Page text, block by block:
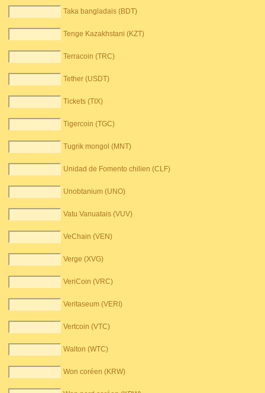
Taka bangladais (BDT)
Tenge Kazakhstani (KZT)
Terracoin (TRC)
Tether (USDT)
Tickets (TIX)
Tigercoin (TGC)
Tugrik mongol (MNT)
Unidad de Fomento chilien (CLF)
Unobtanium (UNO)
Vatu Vanuatais (VUV)
VeChain (VEN)
Verge (XVG)
VeriCoin (VRC)
Veritaseum (VERI)
Vertcoin (VTC)
Walton (WTC)
Won coréen (KRW)